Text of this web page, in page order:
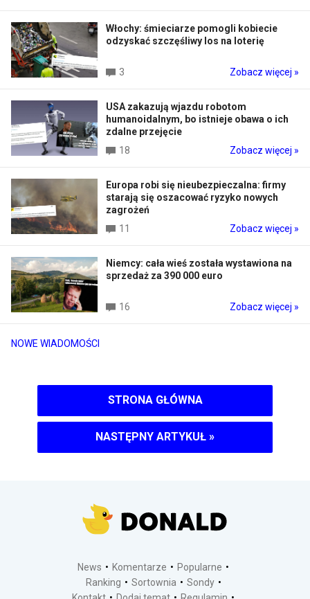
NOWE WIADOMOŚCI
Włochy: śmieciarze pomogli kobiecie
odzyskać szczęśliwy los na loterię
3 Zobacz więcej »
USA zakazują wjazdu robotom
humanoidalnym, bo istnieje obawa o ich
zdalne przejęcie
18
Zobacz więcej »
Europa robi się nieubezpieczalna: firmy
starają się oszacować ryzyko nowych
zagrożeń
11
Zobacz więcej »
Niemcy: cała wieś została wystawiona na
sprzedaż za 390 000 euro
16 Zobacz więcej »
STRONA GŁÓWNA
NASTĘPNY ARTYKUŁ »
News Komentarze
Popularne
Ranking
Sortownia
Sondy